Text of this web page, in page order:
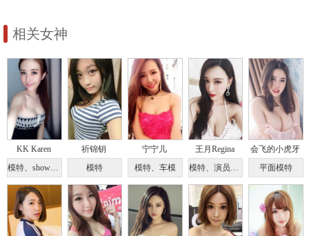
相关女神
KK Karen
模特、showgirl
祈锦钥
模特
宁宁儿
模特、车模
王月Regina
模特、演员、歌手
会飞的小虎牙
平面模特